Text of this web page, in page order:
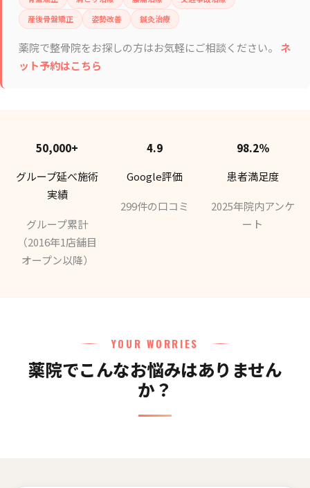
産後骨盤矯正
姿勢改善 鍼灸治療
薬院で整骨院をお探しの方はお気軽にご相談ください。 ネ
ット予約はこちら
50,000+
グループ延べ施術
実績
グループ累計
（2016年1店舗目
オープン以降）
4.9
Google評価
299件の口コミ
98.2%
患者満足度
2025年院内アンケ
ート
YOUR WORRIES
薬院でこんなお悩みはありません
か？